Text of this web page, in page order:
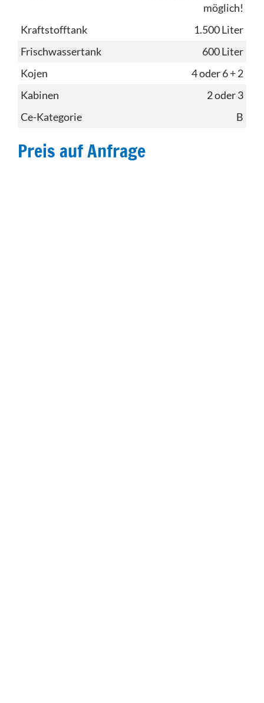
möglich!
Kraftstofftank
1.500 Liter
Frischwassertank
600 Liter
Kojen
4 oder 6 + 2
Kabinen
2 oder 3
Ce-Kategorie
B
Preis auf Anfrage